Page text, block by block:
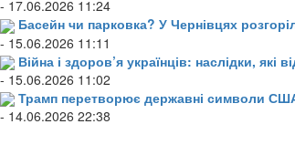
- 17.06.2026 11:24
Басейн чи парковка? У Чернівцях
- 15.06.2026 11:11
Війна і здоров’я українців: наслідки, які
- 15.06.2026 11:02
Трамп перетворює державні символи
- 14.06.2026 22:38